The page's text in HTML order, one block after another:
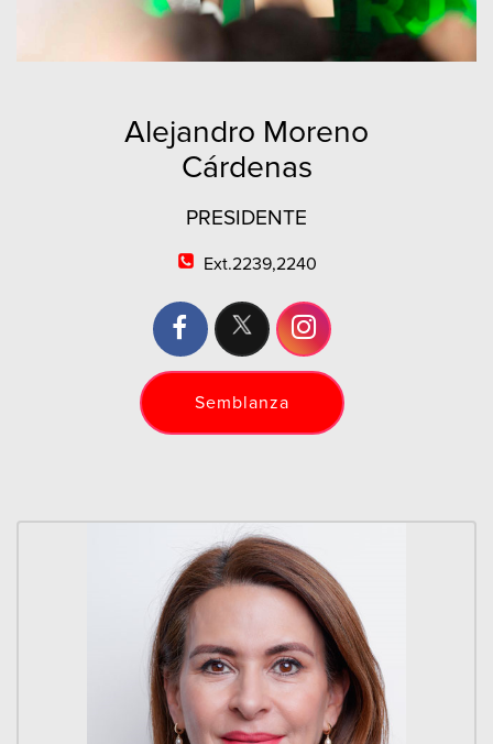
Alejandro Moreno
Cárdenas
PRESIDENTE
Ext.2239,2240
Semblanza